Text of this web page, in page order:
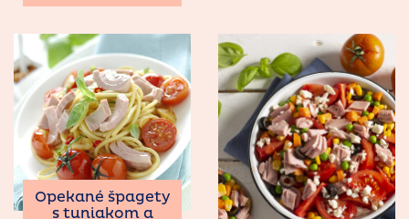
Opekané špagety
s tuniakom a